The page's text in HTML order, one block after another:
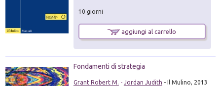
10 giorni
aggiungi al carrello
Fondamenti di strategia
Grant Robert M. - Jordan Judith - Il Mulino, 2013